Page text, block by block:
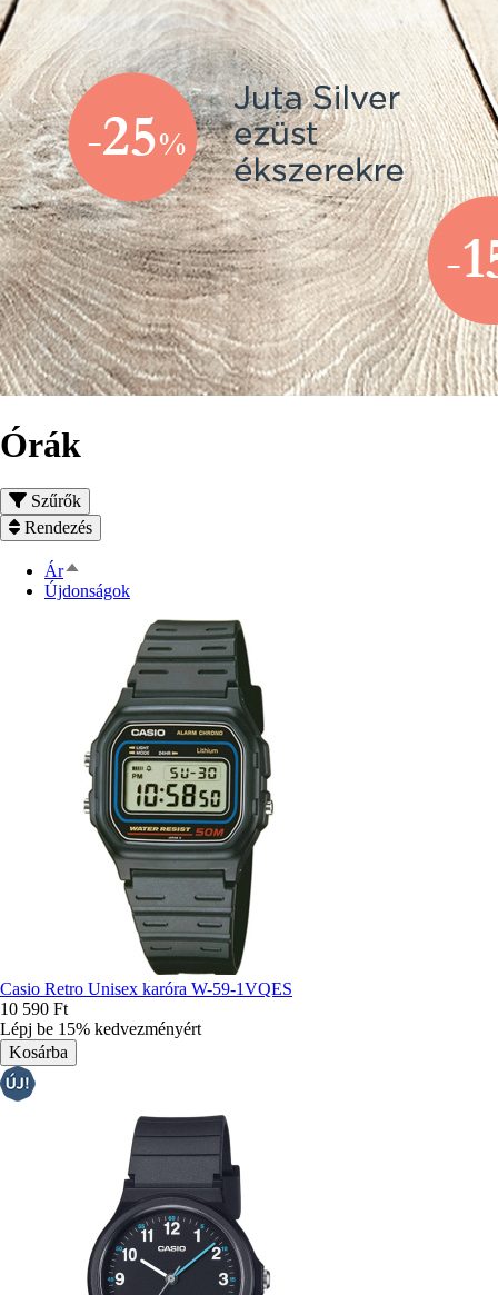
Órák
Szűrők
Rendezés
ÁrCsökkenő
rendezés
Újdonságok
Casio Retro Unisex karóra W-59-1VQES
10 590 Ft
Lépj be 15% kedvezményért